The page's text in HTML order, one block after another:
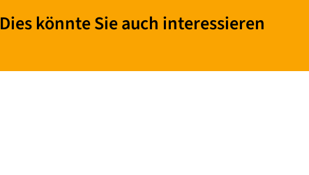
Dies könnte Sie auch interessieren